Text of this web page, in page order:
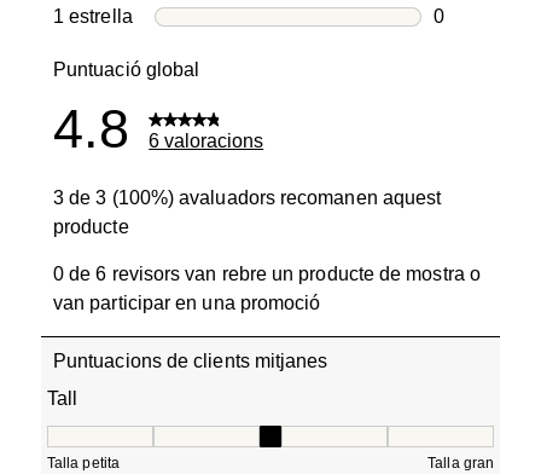
0
1 estrellaestrelles
0
Puntuació global
4.8 6 valoracions
3 de 3 (100%) avaluadors recomanen aquest
producte
0 de 6 revisors van rebre un producte de mostra o
van participar en una promoció
Puntuacions de clients mitjanes
Tall
Talla petita Talla gran